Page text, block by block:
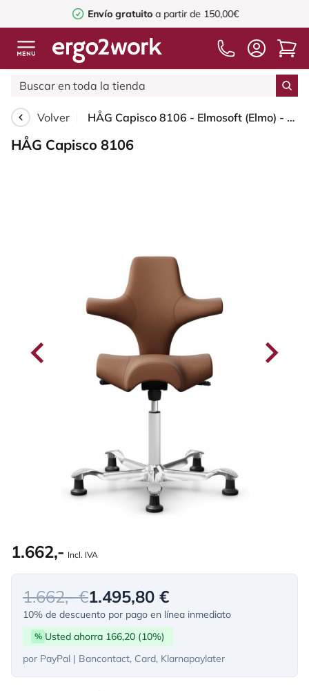
Envío gratuitoa partir de 150,00€
Volver HÅG Capisco 8106 - Elmosoft (Elmo) - Cuero semi-anilina - EL33004 - Cognac - White - 265 mm (seat height 53-79cm) - Glides
HÅG Capisco 8106
1.662,- Incl. IVA
1.662,- €1.495,80 €
10% de descuento por pago en línea inmediato
% Usted ahorra 166,20 (10%)
por PayPal | Bancontact, Card, Klarnapaylater